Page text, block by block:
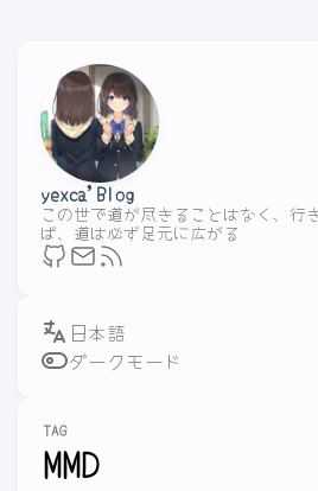
yexca'Blog
この世で道が尽きることはなく、行
ば、道は必ず足元に広がる
ダークモード
TAG
MMD